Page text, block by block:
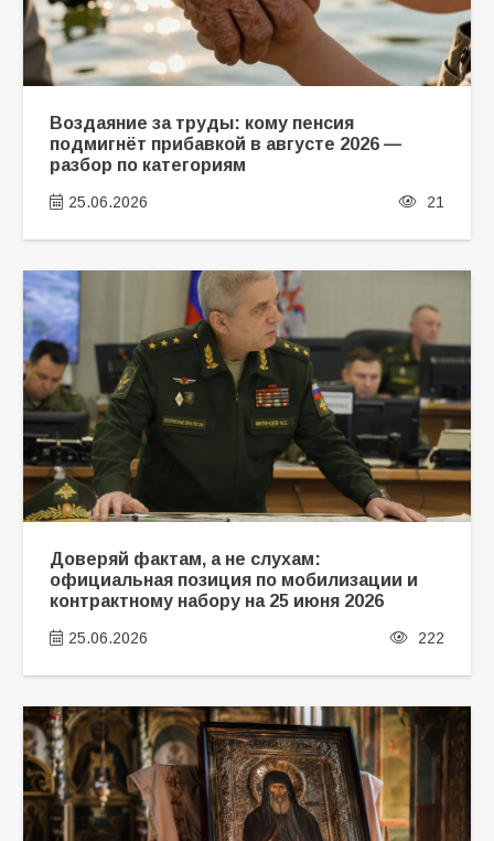
Воздаяние за труды: кому пенсия
подмигнёт прибавкой в августе 2026 —
разбор по категориям
25.06.2026 21
Доверяй фактам, а не слухам:
официальная позиция по мобилизации и
контрактному набору на 25 июня 2026
25.06.2026 222